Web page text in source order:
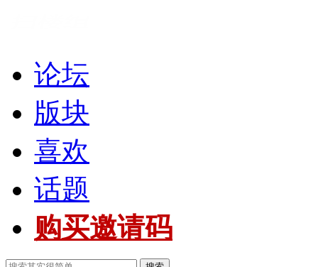
论坛
版块
喜欢
话题
购买邀请码